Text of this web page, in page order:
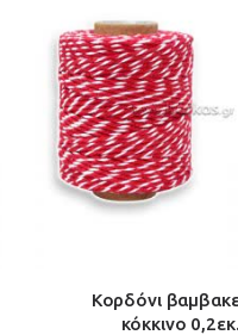
Κορδόνι
κόκκινο